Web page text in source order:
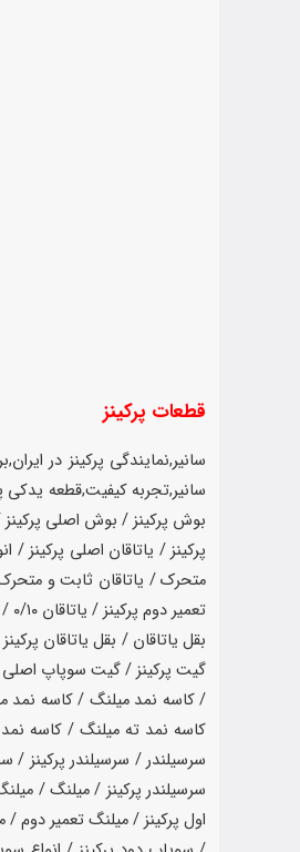
قطعات پرکینز
سانیر,نمایندگی پرکینز در
بوش پرکینز / بوش اصلی پرکینز
پرکینز / یاتاقان اصلی پرکینز /
متحرک / یاتاقان ثابت و متحرک
تعمیر دوم پرکینز / یاتاقان ۰/۱۰ / یاتاقان ۰/۱۰ پرکینز / یاتاقان ۰/۲۰ /یاتاقان ۰/۲۰ پرکینز / واشر سرسیلندر / واشر سرسیلندر پرکینز / واشر سر سیلندر اصلی / انواع واشر سرسیلندر /
بقل یاتاقان / بقل یاتاقان
گیت پرکینز / گیت سوپاپ
/ کاسه نمد میلنگ / کاسه نمد
کاسه نمد ته میلنگ / کاسه نمد
سرسیلندر / سرسیلندر پرکینز
سرسیلندر پرکینز / میلنگ /